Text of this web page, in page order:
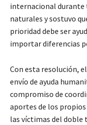
internacional durante
naturales y sostuvo
prioridad debe ser
importar diferencias
Con esta resolución,
envío de ayuda
compromiso de
aportes de los
las víctimas del